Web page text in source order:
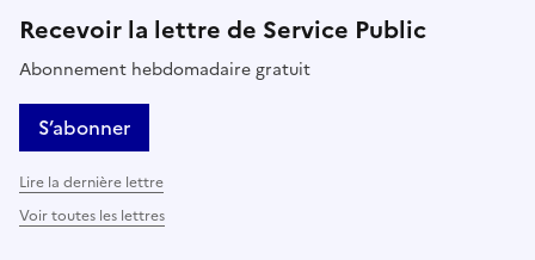
Recevoir la lettre de Service Public
Abonnement hebdomadaire gratuit
S’abonner
Lire la dernière lettre
Voir toutes les lettres